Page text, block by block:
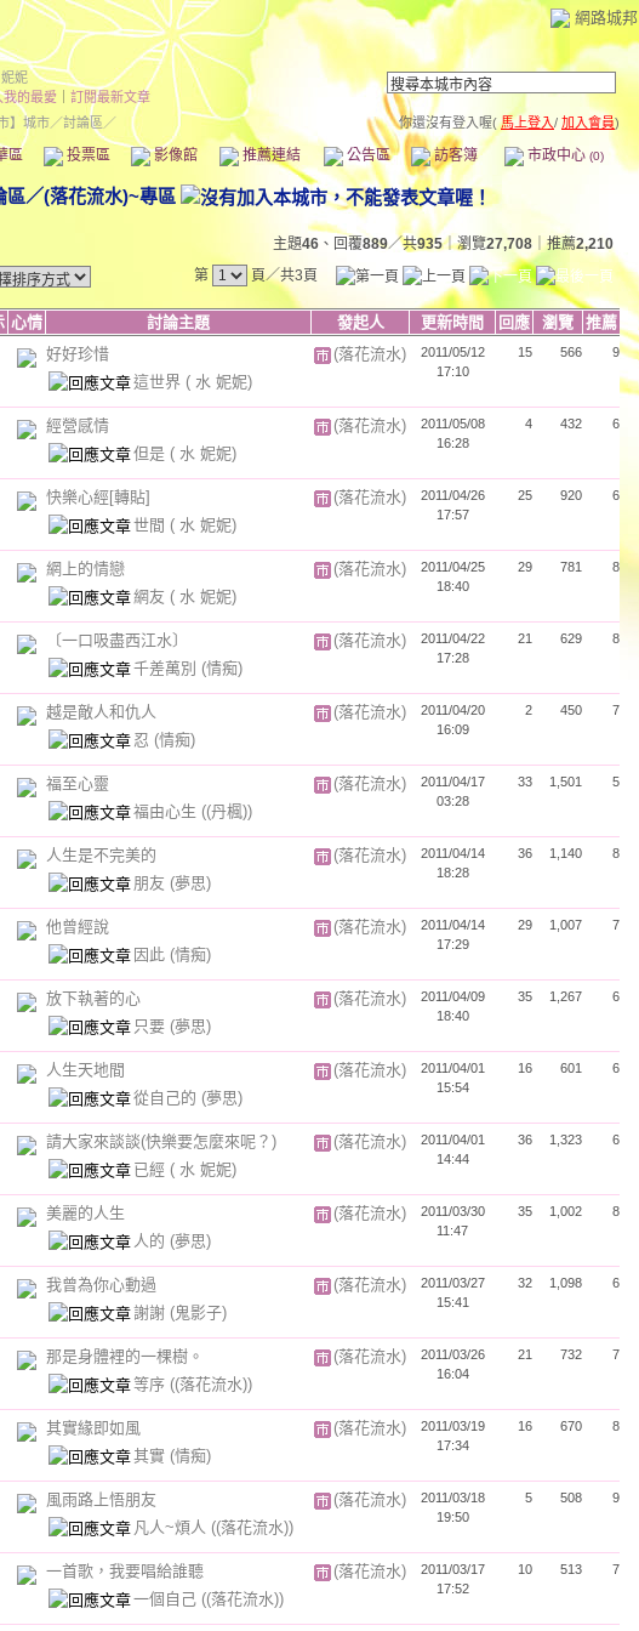
網路城邦
妮
我的最愛
訂閱最新文章
】城市／討論區／ 你還沒有登入喔(馬上登入/ 加入會員)
區 投票區 影像館 推薦連結 公告區 訪客簿 市政中心 (0)
區／(落花流水)~專區
主題46 、回覆889／共935｜瀏覽27,708 ｜推薦2,210
第
頁／共3頁
心情 討論主題 發起人 更新時間 回應 瀏覽
推薦
好好珍惜
這世界 ( 水 妮妮)
(落花流水)
2011/05/12
17:10
15 566 9
經營感情
但是 ( 水 妮妮)
(落花流水)
2011/05/08
16:28
4 432 6
快樂心經[轉貼]
世間 ( 水 妮妮)
(落花流水)
2011/04/26
17:57
25 920 6
網上的情戀
網友 ( 水 妮妮)
(落花流水)
2011/04/25
18:40
29 781 8
〔一口吸盡西江水〕
千差萬別 (情痴)
(落花流水)
2011/04/22
17:28
21 629 8
越是敵人和仇人
忍 (情痴)
(落花流水)
2011/04/20
16:09
2 450 7
福至心靈
福由心生 ((丹楓))
(落花流水)
2011/04/17
03:28
33 1,501 5
人生是不完美的
朋友 (夢思)
(落花流水)
2011/04/14
18:28
36 1,140 8
他曾經說
因此 (情痴)
(落花流水)
2011/04/14
17:29
29 1,007 7
放下執著的心
只要 (夢思)
(落花流水)
2011/04/09
18:40
35 1,267 6
人生天地間
從自己的 (夢思)
(落花流水)
2011/04/01
15:54
16 601 6
請大家來談談(快樂要怎麼來呢？)
已經 ( 水 妮妮)
(落花流水)
2011/04/01
14:44
36 1,323 6
美麗的人生
人的 (夢思)
(落花流水)
2011/03/30
11:47
35 1,002 8
我曾為你心動過
謝謝 (鬼影子)
(落花流水)
2011/03/27
15:41
32 1,098 6
那是身體裡的一棵樹。
等序 ((落花流水))
(落花流水)
2011/03/26
16:04
21 732 7
其實緣即如風
其實 (情痴)
(落花流水)
2011/03/19
17:34
16 670 8
風雨路上悟朋友
凡人~煩人 ((落花流水))
(落花流水)
2011/03/18
19:50
5 508 9
一首歌，我要唱給誰聽
一個自己 ((落花流水))
(落花流水)
2011/03/17
17:52
10 513 7